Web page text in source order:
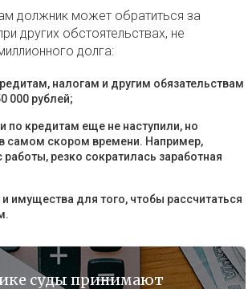
должник может обратиться за
других обстоятельствах, не
долга:
налогам и другим обязательствам
000 рублей;
по кредитам еще не наступили, но
в самом скором времени. Например,
работы, резко сократилась заработная
и имущества для того, чтобы рассчитаться
суды принимают